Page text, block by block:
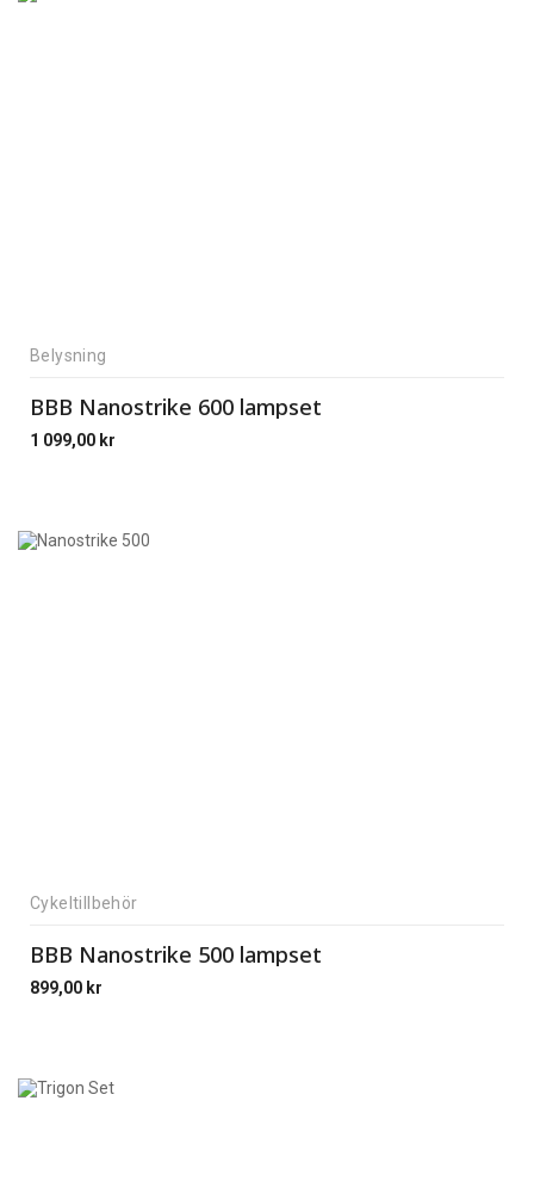
Belysning
BBB Nanostrike 600 lampset
1 099,00 kr
Cykeltillbehör
BBB Nanostrike 500 lampset
899,00 kr